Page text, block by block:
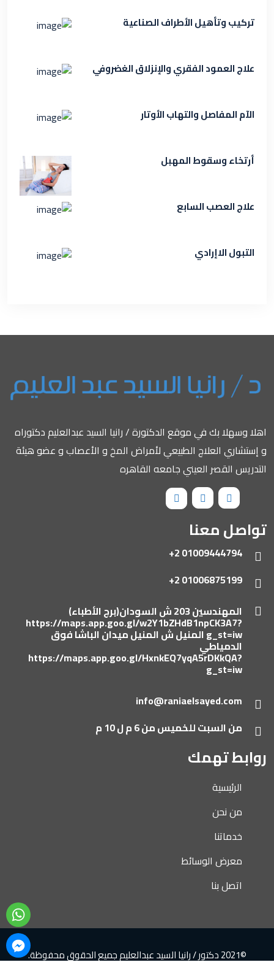
تركيب وتأهيل الأطراف الصناعية
علاج العمود الفقري والإنزلاق الغضروفي
الآم المفاصل والتهاب الأوتار
أرتخاء وسقوط المهبل
علاج العصب السابع
التبول الاإرادي
اهلا وسهلا بك في موقع الدكتورة / رانيا السيد عبدالعليم دكتوراه
و إستشاري العلاج الطبيعي لأمراض المخ و الأعصاب و عضو هيئة
التدريس القصر العيني جامعه القاهره
تواصل معنا
01009444794 2+
01006875199 2+
المهندسين 203 ش السودان(برج الأطباء)
https://maps.app.goo.gl/w2Y1bZHdB1npCK3A7?
g_st=iwالمنيل ش المنيل ميدان الباشا فوق
الدمياطي
https://maps.app.goo.gl/HxnkEQ7yqA5rDKkQA?
g_st=iw
info@raniaelsayed.com
من السبت للخميس من 6 م ل 10 م
روابط تهمك
الرئيسية
من نحن
خدماتنا
معرض الوسائط
اتصل بنا
©2021 دكتور / رانيا السيد عبدالعليم جميع الحقوق محفوظة.